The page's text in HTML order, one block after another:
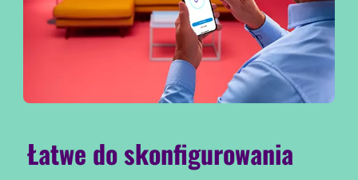
Łatwe do skonfigurowania